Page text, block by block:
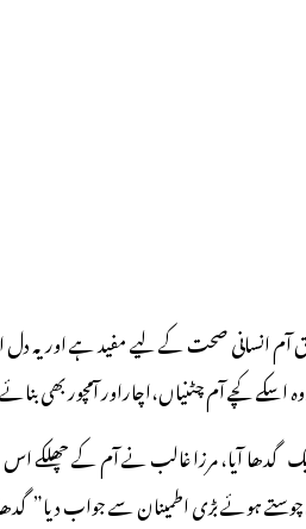
آم انسانی صحت کے لیے مفید ہے اور
کچے آم چٹنیاں،اچاراور آمچور بھی
ایک گدھا آیا، مرزا غالب نے آم کے
ہوئے بڑی اطمینان سے جواب دیا”گدھا